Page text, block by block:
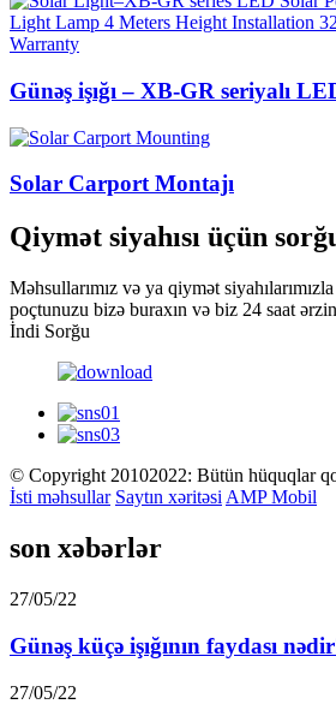
Günəş işığı – XB-GR seriyalı
Solar Carport Montajı
Qiymət siyahısı üçün
Məhsullarımız və ya qiymət
poçtunuzu bizə buraxın və biz 24 saat
İndi Sorğu
© Copyright 20102022: Bütün hüquqlar
İsti məhsullar Saytın xəritəsi AMP Mobil
son xəbərlər
27/05/22
Günəş küçə işığının faydası
27/05/22